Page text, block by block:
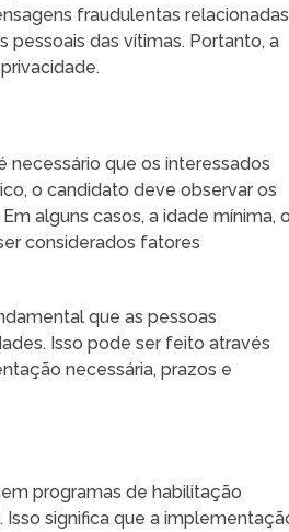
fraudulentas relacionadas
pessoais das vítimas. Portanto, a
necessário que os interessados
o candidato deve observar os
alguns casos, a idade mínima, o
considerados fatores
que as pessoas
Isso pode ser feito através
necessária, prazos e
programas de habilitação
significa que a